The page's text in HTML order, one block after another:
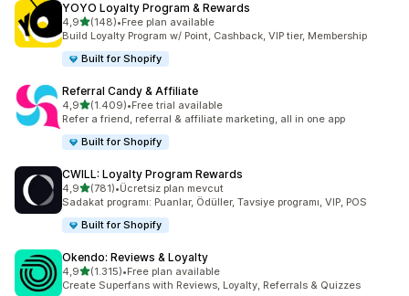
YOYO Loyalty Program & Rewards
4,95 yıldız üzerinden
(148)
toplam 148 değerlendirme
•Free plan available
Build Loyalty Program w/ Point, Cashback, VIP tier, Membership
Built for Shopify
Referral Candy & Affiliate
4,95 yıldız üzerinden
(1.409)
toplam 1409 değerlendirme
•Free trial available
Refer a friend, referral & affiliate marketing, all in one app
Built for Shopify
CWILL: Loyalty Program Rewards
4,95 yıldız üzerinden
(781)
toplam 781 değerlendirme
•Ücretsiz plan mevcut
Sadakat programı: Puanlar, Ödüller, Tavsiye programı, VIP, POS
Built for Shopify
Okendo: Reviews & Loyalty
4,95 yıldız üzerinden
(1.315)
toplam 1315 değerlendirme
•Free plan available
Create Superfans with Reviews, Loyalty, Referrals & Quizzes